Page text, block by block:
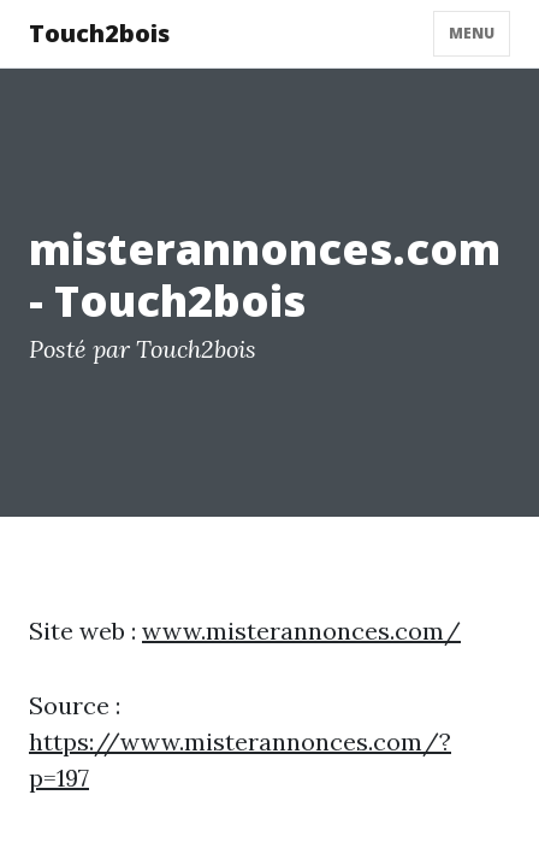
Touch2bois MENU
misterannonces.com
- Touch2bois
Posté par Touch2bois
Site web : www.misterannonces.com/
Source :
https://www.misterannonces.com/?
p=197